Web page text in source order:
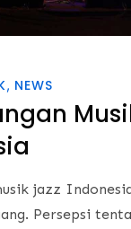
NEWS
jazz
Persepsi